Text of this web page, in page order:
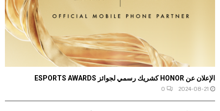
الإعلان عن HONOR كشريك رسمي لجوائز ESPORTS AWARDS
2024-08-21
0